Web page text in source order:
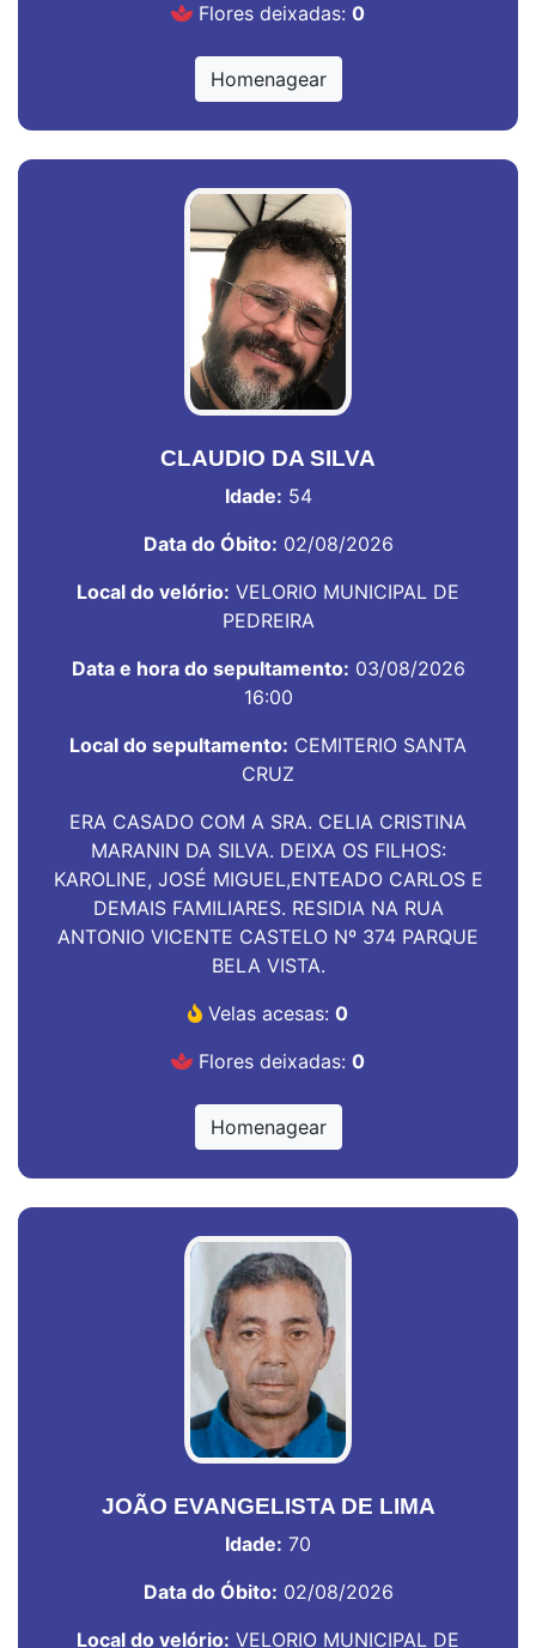
Flores deixadas: 0
Homenagear
CLAUDIO DA SILVA
Idade: 54
Data do Óbito: 02/08/2026
Local do velório: VELORIO MUNICIPAL DE
PEDREIRA
Data e hora do sepultamento: 03/08/2026
16:00
Local do sepultamento: CEMITERIO SANTA
CRUZ
ERA CASADO COM A SRA. CELIA CRISTINA
MARANIN DA SILVA. DEIXA OS FILHOS:
KAROLINE, JOSÉ MIGUEL,ENTEADO CARLOS E
DEMAIS FAMILIARES. RESIDIA NA RUA
ANTONIO VICENTE CASTELO Nº 374 PARQUE
BELA VISTA.
Velas acesas: 0
Flores deixadas: 0
Homenagear
JOÃO EVANGELISTA DE LIMA
Idade: 70
Data do Óbito: 02/08/2026
Local do velório: VELORIO MUNICIPAL DE